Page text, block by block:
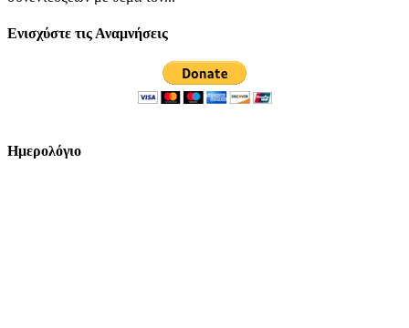
Ενισχύστε τις Αναμνήσεις
Ημερολόγιο